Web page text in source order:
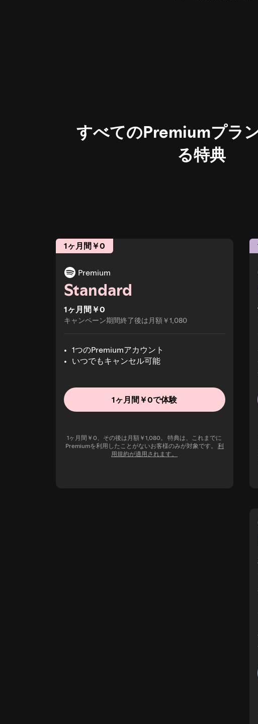
すべてのPremiumプラ
る特典
1ヶ月間￥0
Premium
Standard
1ヶ月間￥0
キャンペーン期間終了後は月額￥1,080
1つのPremiumアカウント
いつでもキャンセル可能
1ヶ月間￥0で体験
1ヶ月間￥0、その後は月額￥1,080。 特典は、これまでに
Premiumを利用したことがないお客様のみが対象です。 利
用規約が適用されます。